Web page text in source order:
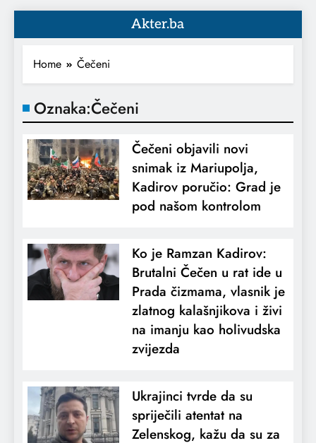
Akter.ba
Home Čečeni
Oznaka:Čečeni
Čečeni objavili novi
snimak iz Mariupolja,
Kadirov poručio: Grad je
pod našom kontrolom
Ko je Ramzan Kadirov:
Brutalni Čečen u rat ide u
Prada čizmama, vlasnik je
zlatnog kalašnjikova i živi
na imanju kao holivudska
zvijezda
Ukrajinci tvrde da su
spriječili atentat na
Zelenskog, kažu da su za